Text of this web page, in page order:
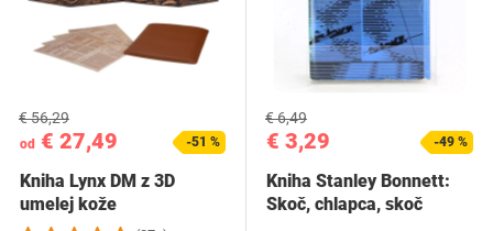
od € 27,49
€ 56,29
-51 %
Kniha Lynx DM z 3D
umelej kože
€ 3,29
€ 6,49
-49 %
Kniha Stanley Bonnett:
Skoč, chlapca, skoč